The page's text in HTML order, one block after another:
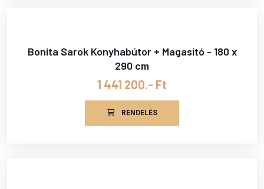
Bonita Sarok Konyhabútor + Magasító - 180 x
290 cm
1 441 200.- Ft
RENDELÉS